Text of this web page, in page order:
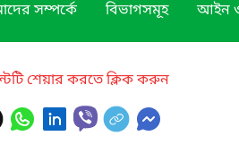
সম্পর্কে
বিভাগসমূহ আইন ও
শেয়ার করতে ক্লিক করুন